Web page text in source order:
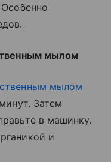
мылом
мылом
Затем
в машинку.
и